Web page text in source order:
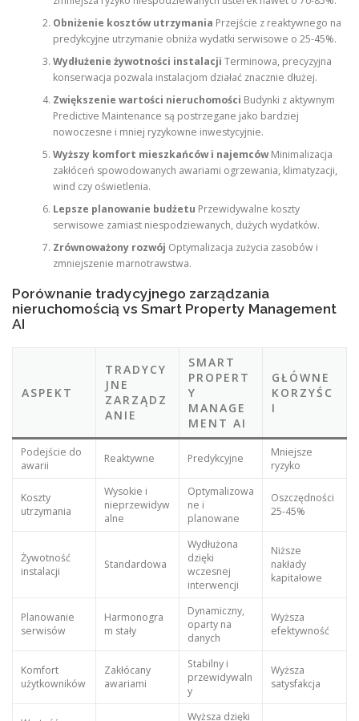
Obniżenie kosztów utrzymania Przejście z reaktywnego na
predykcyjne utrzymanie obniża wydatki serwisowe o 25-45%.
Wydłużenie żywotności instalacji Terminowa, precyzyjna
konserwacja pozwala instalacjom działać znacznie dłużej.
Zwiększenie wartości nieruchomości Budynki z aktywnym
Predictive Maintenance są postrzegane jako bardziej
nowoczesne i mniej ryzykowne inwestycyjnie.
Wyższy komfort mieszkańców i najemcówMinimalizacja
zakłóceń spowodowanych awariami ogrzewania, klimatyzacji,
wind czy oświetlenia.
Lepsze planowanie budżetu Przewidywalne koszty
serwisowe zamiast niespodziewanych, dużych wydatków.
Zrównoważony rozwój Optymalizacja zużycia zasobów i
zmniejszenie marnotrawstwa.
Porównanie tradycyjnego zarządzania
nieruchomością vs Smart Property Management
AI
ASPEKT
TRADYCY
JNE
ZARZĄDZ
ANIE
SMART
PROPERT
Y
MANAGE
MENT AI
GŁÓWNE
KORZYŚC
I
Podejście do
awarii
Reaktywne Predykcyjne
Mniejsze
ryzyko
Koszty
utrzymania
Wysokie i
nieprzewidyw
alne
Optymalizowa
ne i
planowane
Oszczędności
25-45%
Żywotność
instalacji
Standardowa
Wydłużona
dzięki
wczesnej
interwencji
Niższe
nakłady
kapitałowe
Planowanie
serwisów
Harmonogra
m stały
Dynamiczny,
oparty na
danych
Wyższa
efektywność
Komfort
użytkowników
Zakłócany
awariami
Stabilny i
przewidywaln
y
Wyższa
satysfakcja
Wyższa dzięki